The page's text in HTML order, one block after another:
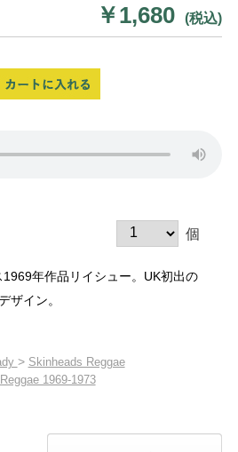
￥1,680 (税込)
個
年作品リイシュー。UK初出の
ザイン。
> Skinheads Reggae
1969-1973